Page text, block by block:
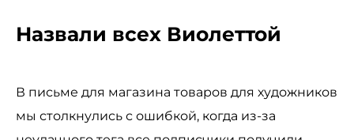
Назвали всех Виолеттой
В письме для магазина товаров для художников
мы столкнулись с ошибкой, когда из-за